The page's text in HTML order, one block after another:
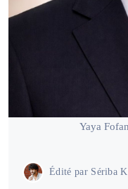
Yaya
Édité par Sériba